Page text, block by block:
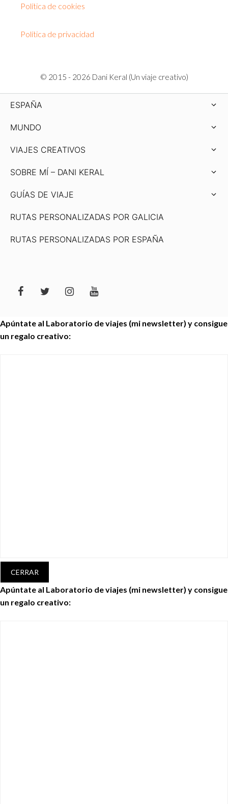
Política de cookies
Política de privacidad
© 2015 - 2026 Dani Keral (Un viaje creativo)
ESPAÑA
MUNDO
VIAJES CREATIVOS
SOBRE MÍ – DANI KERAL
GUÍAS DE VIAJE
RUTAS PERSONALIZADAS POR GALICIA
RUTAS PERSONALIZADAS POR ESPAÑA
Apúntate al Laboratorio de viajes (mi newsletter) y consigue
un regalo creativo:
CERRAR
Apúntate al Laboratorio de viajes (mi newsletter) y consigue
un regalo creativo: